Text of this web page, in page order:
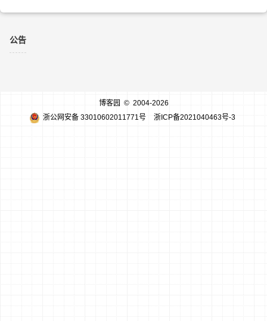
公告
博客园 © 2004-2026
浙公网安备 33010602011771号
浙ICP备2021040463号-3